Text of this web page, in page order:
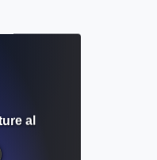
alimentée par l'IA